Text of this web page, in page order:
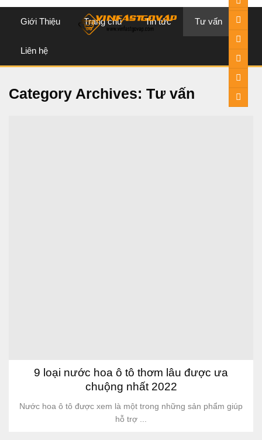
content
Giới Thiệu
Trang chủ Tin tức Tư vấn
Liên hệ
Category Archives: Tư vấn
9 loại nước hoa ô tô thơm lâu được ưa
chuộng nhất 2022
Nước hoa ô tô được xem là một trong những sản phẩm giúp
hỗ trợ ...